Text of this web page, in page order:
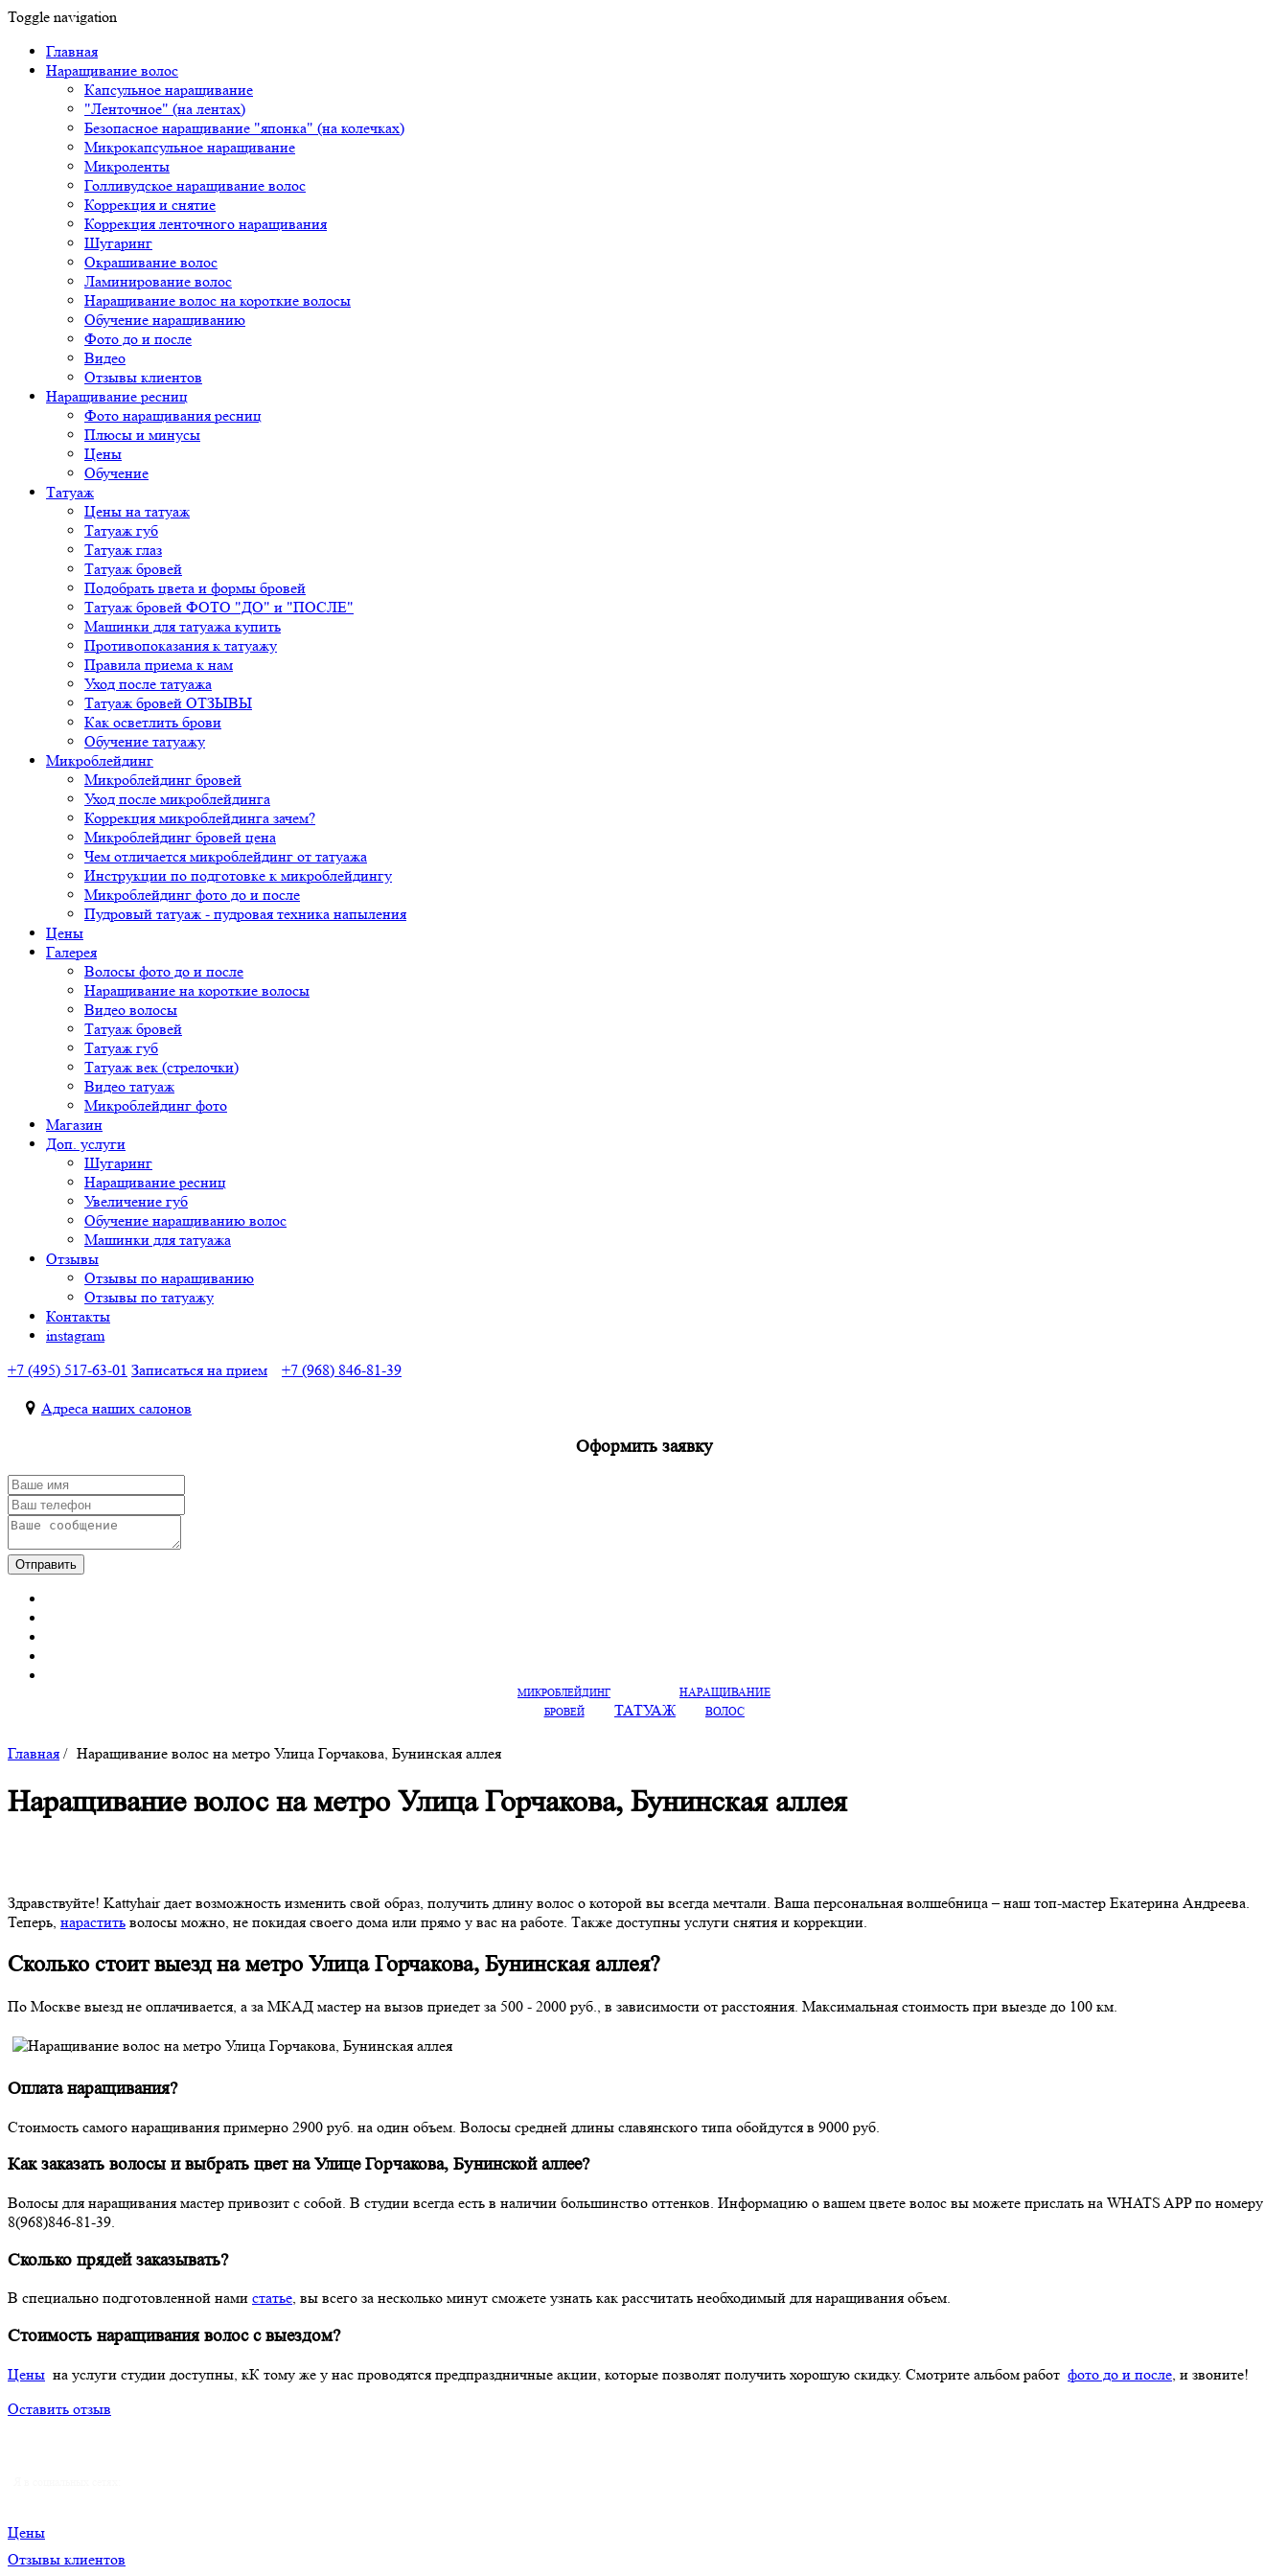
Toggle navigation
Главная
Наращивание волос
Капсульное наращивание
"Ленточное" (на лентах)
Безопасное наращивание "японка" (на колечках)
Микрокапсульное наращивание
Микроленты
Голливудское наращивание волос
Коррекция и снятие
Коррекция ленточного наращивания
Шугаринг
Окрашивание волос
Ламинирование волос
Наращивание волос на короткие волосы
Обучение наращиванию
Фото до и после
Видео
Отзывы клиентов
Наращивание ресниц
Фото наращивания ресниц
Плюсы и минусы
Цены
Обучение
Татуаж
Цены на татуаж
Татуаж губ
Татуаж глаз
Татуаж бровей
Подобрать цвета и формы бровей
Татуаж бровей ФОТО "ДО" и "ПОСЛЕ"
Машинки для татуажа купить
Противопоказания к татуажу
Правила приема к нам
Уход после татуажа
Татуаж бровей ОТЗЫВЫ
Как осветлить брови
Обучение татуажу
Микроблейдинг
Микроблейдинг бровей
Уход после микроблейдинга
Коррекция микроблейдинга зачем?
Микроблейдинг бровей цена
Чем отличается микроблейдинг от татуажа
Инструкции по подготовке к микроблейдингу
Микроблейдинг фото до и после
Пудровый татуаж - пудровая техника напыления
Цены
Галерея
Волосы фото до и после
Наращивание на короткие волосы
Видео волосы
Татуаж бровей
Татуаж губ
Татуаж век (стрелочки)
Видео татуаж
Микроблейдинг фото
Магазин
Доп. услуги
Шугаринг
Наращивание ресниц
Увеличение губ
Обучение наращиванию волос
Машинки для татуажа
Отзывы
Отзывы по наращиванию
Отзывы по татуажу
Контакты
instagram
+7 (495) 517-63-01 Записаться на прием +7 (968) 846-81-39
Адреса наших салонов
Оформить заявку
Отправить
МИКРОБЛЕЙДИНГ
БРОВЕЙ
ТАТУАЖ
НАРАЩИВАНИЕ
ВОЛОС
Главная / Наращивание волос на метро Улица Горчакова, Бунинская аллея
Наращивание волос на метро Улица Горчакова, Бунинская аллея
Здравствуйте! Kattyhair дает возможность изменить свой образ, получить длину волос о которой вы всегда мечтали. Ваша персональная волшебница – наш топ-мастер Екатерина Андреева.
Теперь, нарастить волосы можно, не покидая своего дома или прямо у вас на работе. Также доступны услуги снятия и коррекции.
Сколько стоит выезд на метро Улица Горчакова, Бунинская аллея?
По Москве выезд не оплачивается, а за МКАД мастер на вызов приедет за 500 - 2000 руб., в зависимости от расстояния. Максимальная стоимость при выезде до 100 км.
Оплата наращивания?
Стоимость самого наращивания примерно 2900 руб. на один объем. Волосы средней длины славянского типа обойдутся в 9000 руб.
Как заказать волосы и выбрать цвет на Улице Горчакова, Бунинской аллее?
Волосы для наращивания мастер привозит с собой. В студии всегда есть в наличии большинство оттенков. Информацию о вашем цвете волос вы можете прислать на WHATS APP по номеру
8(968)846-81-39.
Сколько прядей заказывать?
В специально подготовленной нами статье, вы всего за несколько минут сможете узнать как рассчитать необходимый для наращивания объем.
Стоимость наращивания волос с выездом?
Цены на услуги студии доступны, кК тому же у нас проводятся предпраздничные акции, которые позволят получить хорошую скидку. Смотрите альбом работ фото до и после, и звоните!
Оставить отзыв
Цены
Отзывы клиентов